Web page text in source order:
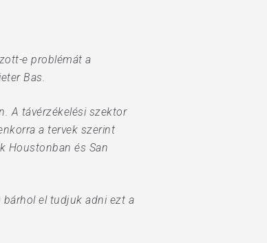
e problémát a
Bas.
A távérzékelési szektor
a tervek szerint
Houstonban és San
bárhol el tudjuk adni ezt a